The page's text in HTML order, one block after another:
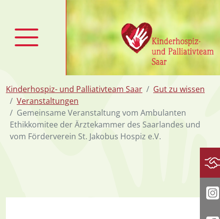
Kinderhospiz- und Palliativteam Saar
Gut zu wissen
Veranstaltungen
Gemeinsame Veranstaltung vom Ambulanten
Ethikkomitee der Ärztekammer des Saarlandes und
vom Förderverein St. Jakobus Hospiz e.V.